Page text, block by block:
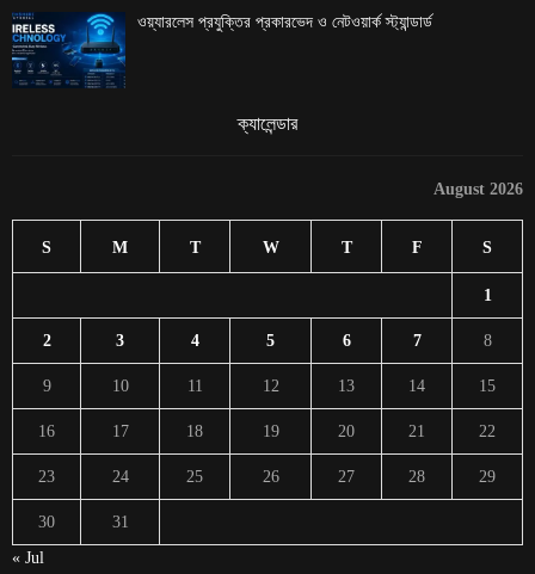
ওয়্যারলেস প্রযুক্তির প্রকারভেদ ও নেটওয়ার্ক স্ট্যান্ডার্ড
ক্যালেন্ডার
August 2026
S M T W T F S
1
2 3 4 5 6 7 8
9 10 11 12 13 14 15
16 17 18 19 20 21 22
23 24 25 26 27 28 29
30
31
« Jul